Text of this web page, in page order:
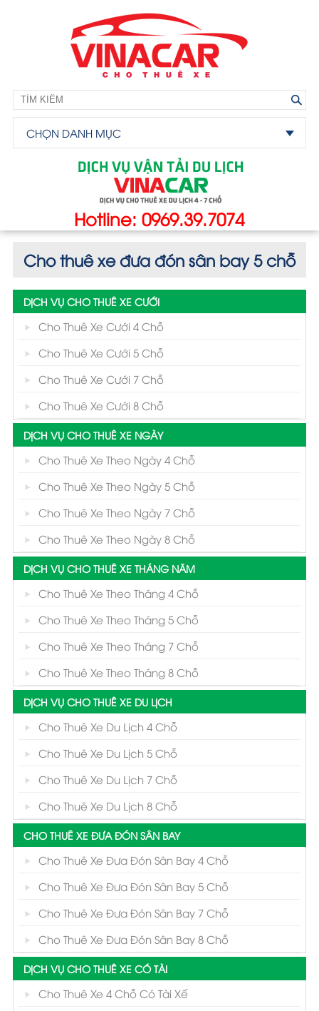
CHỌN DANH MỤC
Hotline: 0969.39.7074
Cho thuê xe đưa đón sân bay 5 chỗ
DỊCH VỤ CHO THUÊ XE CƯỚI
Cho Thuê Xe Cưới 4 Chỗ
Cho Thuê Xe Cưới 5 Chỗ
Cho Thuê Xe Cưới 7 Chỗ
Cho Thuê Xe Cưới 8 Chỗ
DỊCH VỤ CHO THUÊ XE NGÀY
Cho Thuê Xe Theo Ngày 4 Chỗ
Cho Thuê Xe Theo Ngày 5 Chỗ
Cho Thuê Xe Theo Ngày 7 Chỗ
Cho Thuê Xe Theo Ngày 8 Chỗ
DỊCH VỤ CHO THUÊ XE THÁNG NĂM
Cho Thuê Xe Theo Tháng 4 Chỗ
Cho Thuê Xe Theo Tháng 5 Chỗ
Cho Thuê Xe Theo Tháng 7 Chỗ
Cho Thuê Xe Theo Tháng 8 Chỗ
DỊCH VỤ CHO THUÊ XE DU LỊCH
Cho Thuê Xe Du Lịch 4 Chỗ
Cho Thuê Xe Du Lịch 5 Chỗ
Cho Thuê Xe Du Lịch 7 Chỗ
Cho Thuê Xe Du Lịch 8 Chỗ
CHO THUÊ XE ĐƯA ĐÓN SÂN BAY
Cho Thuê Xe Đưa Đón Sân Bay 4 Chỗ
Cho Thuê Xe Đưa Đón Sân Bay 5 Chỗ
Cho Thuê Xe Đưa Đón Sân Bay 7 Chỗ
Cho Thuê Xe Đưa Đón Sân Bay 8 Chỗ
DỊCH VỤ CHO THUÊ XE CÓ TÀI
Cho Thuê Xe 4 Chỗ Có Tài Xế